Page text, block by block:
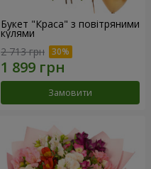
Букет "Краса" з повітряними
кулями
2 713 грн
Замовити